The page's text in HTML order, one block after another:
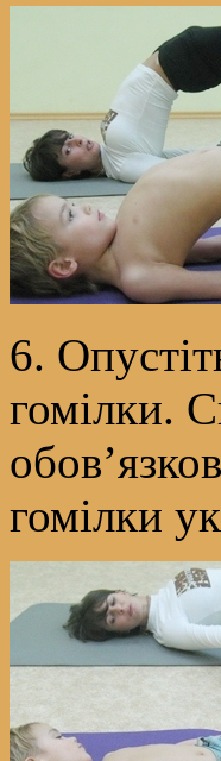
6.
гомілки.
гомілки